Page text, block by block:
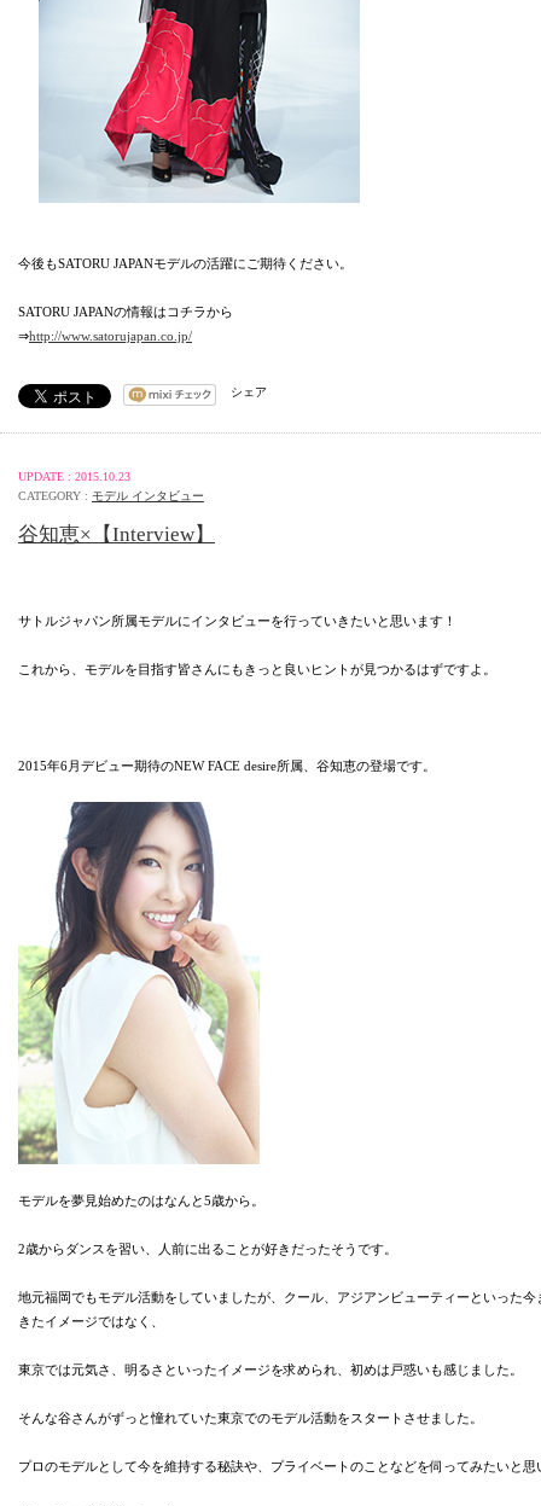
今後もSATORU JAPANモデルの活躍にご期待ください。
SATORU JAPANの情報はコチラから
⇒http://www.satorujapan.co.jp/
シェア
UPDATE : 2015.10.23
CATEGORY : モデル インタビュー
谷知恵×【Interview】
サトルジャパン所属モデルにインタビューを行っていきたいと思います！
これから、モデルを目指す皆さんにもきっと良いヒントが見つかるはずですよ。
2015年6月デビュー期待のNEW FACE desire所属、谷知恵の登場です。
モデルを夢見始めたのはなんと5歳から。
2歳からダンスを習い、人前に出ることが好きだったそうです。
地元福岡でもモデル活動をしていましたが、クール、アジアンビューティーといった今
きたイメージではなく、
東京では元気さ、明るさといったイメージを求められ、初めは戸惑いも感じました。
そんな谷さんがずっと憧れていた東京でのモデル活動をスタートさせました。
プロのモデルとして今を維持する秘訣や、プライベートのことなどを伺ってみたいと思